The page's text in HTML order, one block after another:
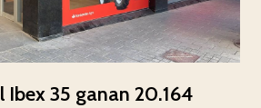
Ibex 35 ganan 20.164